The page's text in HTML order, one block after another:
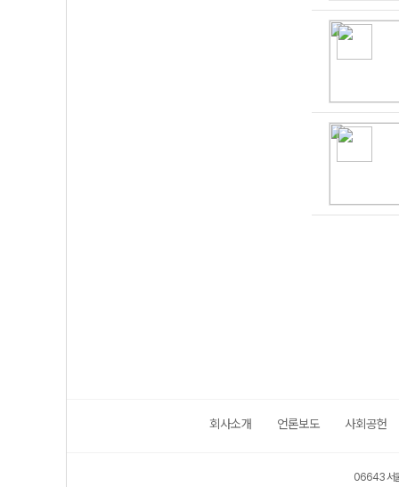
회사소개 언론보도 사회공헌
06643 서